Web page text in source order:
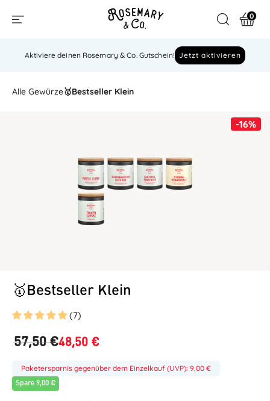
0
Aktiviere deinen Rosemary & Co. Gutschein! Jetzt aktivieren
Alle Gewürze🥇Bestseller Klein
-16%
🥇Bestseller Klein
(7)
57,50 €48,50 €
Paketersparnis gegenüber dem Einzelkauf (UVP): 9,00 €
Spare 9,00 €